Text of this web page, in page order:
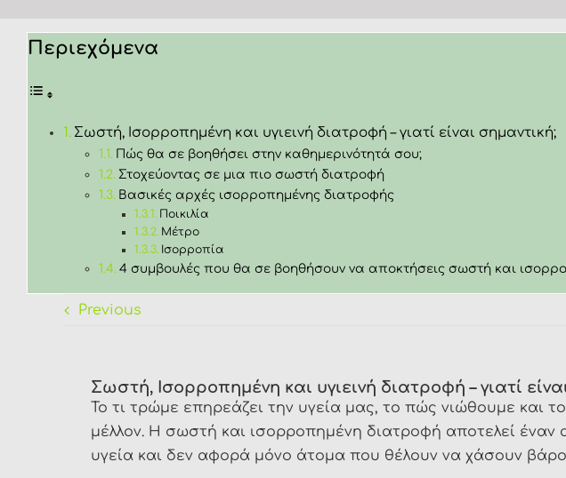
Περιεχόμενα
Σωστή, Ισορροπημένη και υγιεινή διατροφή – γιατί είναι σημαντική;
Πώς θα σε βοηθήσει στην καθημερινότητά σου;
Στοχεύοντας σε μια πιο σωστή διατροφή
Βασικές αρχές ισορροπημένης διατροφής
Ποικιλία
Μέτρο
Ισορροπία
4 συμβουλές που θα σε βοηθήσουν να αποκτήσεις σωστή και
Previous
Σωστή, Ισορροπημένη και υγιεινή διατροφή – γιατί
Το τι τρώμε επηρεάζει την υγεία μας, το πώς νιώθουμε
μέλλον. Η σωστή και ισορροπημένη διατροφή αποτελεί
υγεία και δεν αφορά μόνο άτομα που θέλουν να χάσουν